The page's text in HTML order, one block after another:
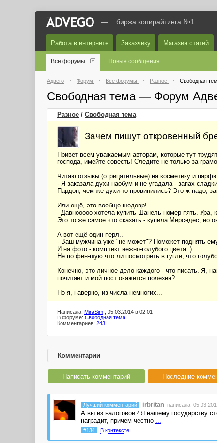
— биржа копирайтинга №1
Работа в интернете Заказчику Магазин статей
Все форумы Новые сообщения
Адвего Форум Все форумы Разное Свободная
Свободная тема — Форум
Разное / Свободная тема
Зачем пишут откровенный
Привет всем уважаемым авторам, которые тут
господа, имейте совесть! Следите не только за
Читаю отзывы (отрицательные) на косметику и
- Я заказала духи наобум и не угадала - запах
Пардон, чем же духи-то провинились? Это ж надо,
Или ещё, это вообще шедевр!
- Давнооооо хотела купить Шанель номер пять.
Это то же самое что сказать - купила Мерседес, но
А вот ещё один перл...
- Ваш мужчина уже "не может"? Поможет поднять
И на фото - комплект нежно-голубого цвета :)
Не по фен-шую что ли посмотреть в гугле, что
Конечно, это личное дело каждого - что писать. Я,
почитает и мой пост окажется полезен?
Но я, наверно, из числа немногих...
Написала: MiraSim , 05.03.2014 в 02:01
В форуме: Свободная тема
Комментариев: 243
Комментарии
Написать комментарий Последние
Лучший комментарий irbritan написала
А вы из налоговой? Я нашему государству
наградит, причем честно ...
#134 В контексте